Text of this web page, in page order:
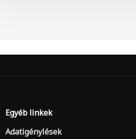
Egyéb linkek
Adatigénylések